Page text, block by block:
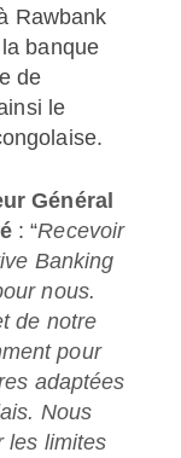
Rawbank
banque
de
le
Général
: “Recevoir
Banking
nous.
de notre
pour
adaptées
Nous
les limites